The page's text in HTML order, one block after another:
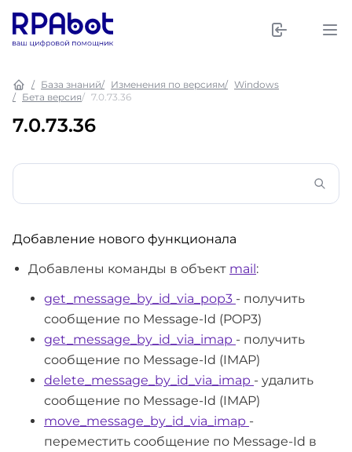
База знаний Изменения по версиям
Windows
Бета версия
7.0.73.36
7.0.73.36
Добавление нового функционала
Добавлены команды в объект mail:
get_message_by_id_via_pop3 - получить
сообщение по Message-Id (POP3)
get_message_by_id_via_imap - получить
сообщение по Message-Id (IMAP)
delete_message_by_id_via_imap - удалить
сообщение по Message-Id (IMAP)
move_message_by_id_via_imap -
переместить сообщение по Message-Id в